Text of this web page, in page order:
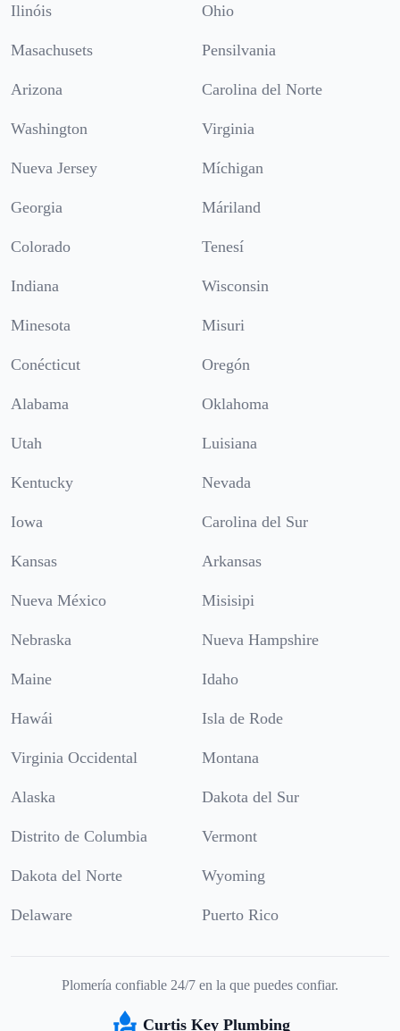
Ilinóis Ohio
Masachusets Pensilvania
Arizona Carolina del Norte
Washington Virginia
Nueva Jersey Míchigan
Georgia Máriland
Colorado Tenesí
Indiana Wisconsin
Minesota Misuri
Conécticut Oregón
Alabama Oklahoma
Utah Luisiana
Kentucky Nevada
Iowa Carolina del Sur
Kansas Arkansas
Nueva México Misisipi
Nebraska Nueva Hampshire
Maine Idaho
Hawái Isla de Rode
Virginia Occidental Montana
Alaska Dakota del Sur
Distrito de Columbia Vermont
Dakota del Norte Wyoming
Delaware Puerto Rico
Plomería confiable 24/7 en la que puedes confiar.
Curtis Key Plumbing